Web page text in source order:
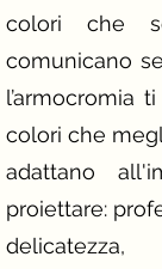
colori che
comunicano
l’armocromia
colori che
adattano
proiettare: